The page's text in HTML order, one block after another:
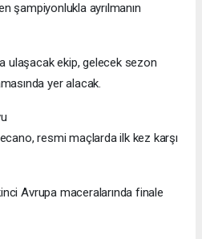
şampiyonlukla ayrılmanın
ulaşacak ekip, gelecek sezon
yer alacak.
resmi maçlarda ilk kez karşı
Avrupa maceralarında finale